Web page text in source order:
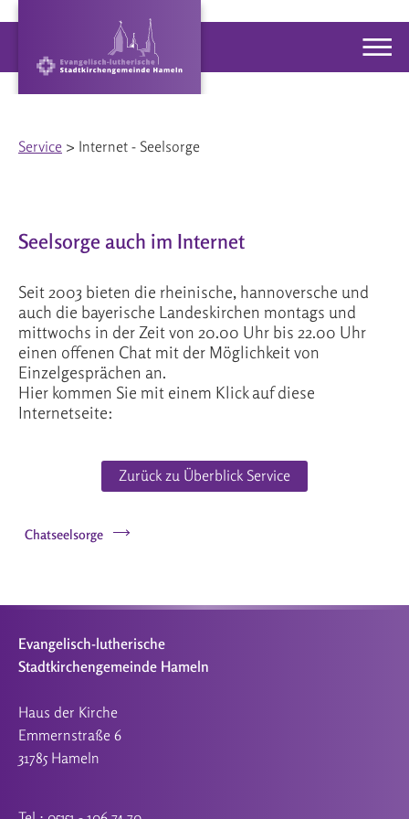
Service > Internet - Seelsorge
Seelsorge auch im Internet
Seit 2003 bieten die rheinische, hannoversche und
auch die bayerische Landeskirchen montags und
mittwochs in der Zeit von 20.00 Uhr bis 22.00 Uhr
einen offenen Chat mit der Möglichkeit von
Einzelgesprächen an.
Hier kommen Sie mit einem Klick auf diese
Internetseite:
Zurück zu Überblick Service
Chatseelsorge
Evangelisch-lutherische
Stadtkirchengemeinde Hameln
Haus der Kirche
Emmernstraße 6
31785 Hameln